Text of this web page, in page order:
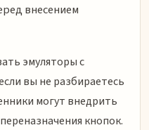
внесением
эмуляторы с
вы не разбираетесь
могут внедрить
кнопок.